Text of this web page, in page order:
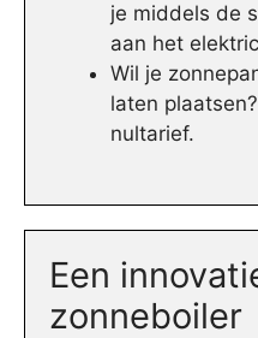
je middels de
aan het
Wil je
laten
nultarief.
Een
zonneboiler